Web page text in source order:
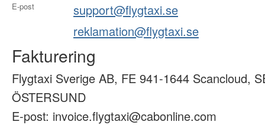
E-post
support@flygtaxi.se
reklamation@flygtaxi.se
Fakturering
Flygtaxi Sverige AB, FE 941-1644 Scancloud,
ÖSTERSUND
E-post: invoice.flygtaxi@cabonline.com